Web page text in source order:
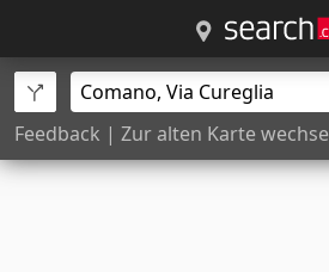
Feedback | Zur alten Karte